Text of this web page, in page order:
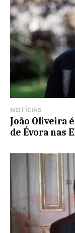
NOTÍCIAS
João Oliveira
de Évora nas